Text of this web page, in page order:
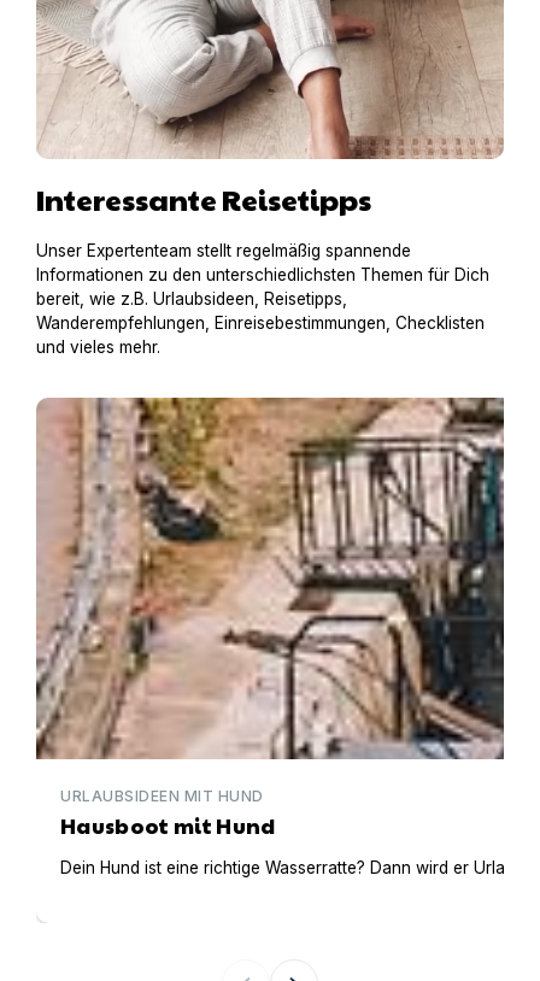
Interessante Reisetipps
Unser Expertenteam stellt regelmäßig spannende
Informationen zu den unterschiedlichsten Themen für Dich
bereit, wie z.B. Urlaubsideen, Reisetipps,
Wanderempfehlungen, Einreisebestimmungen, Checklisten
und vieles mehr.
Hausboot mit Hund
URLAUBSIDEEN MIT HUND
Hausboot mit Hund
Dein Hund ist eine richtige Wasserratte? Dann wird er